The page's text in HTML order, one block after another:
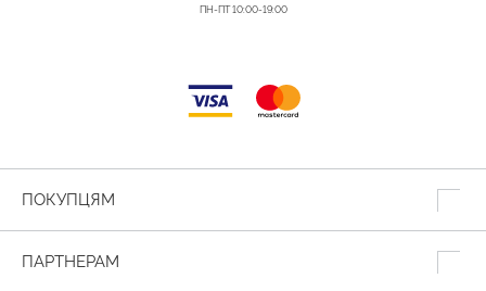
ПН-ПТ 10:00-19:00
ПОКУПЦЯМ
ПАРТНЕРАМ